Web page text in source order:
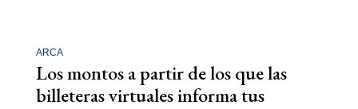
ARCA
Los montos a partir de los que las
billeteras virtuales informa tus